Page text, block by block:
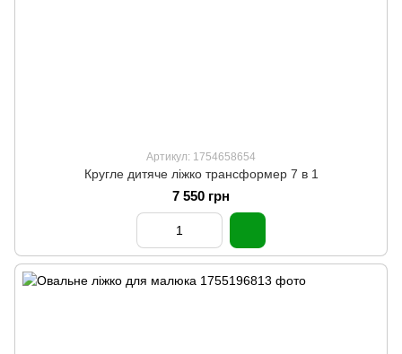
Артикул: 1754658654
Кругле дитяче ліжко трансформер 7 в 1
7 550 грн